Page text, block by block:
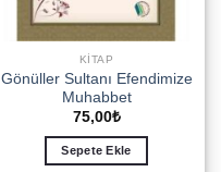
KITAP
Gönüller Sultanı Efendimize
Muhabbet
75,00₺
Sepete Ekle